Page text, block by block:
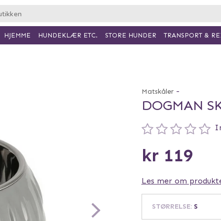
Matskåler -
DOGMAN
kr 119
Les mer om
STØRRELSE: S
HJEMME HUNDEKLÆR ETC. STORE HUNDER TRANSPORT &